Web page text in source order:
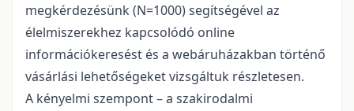
megkérdezésünk (N=1000) segítségével az
élelmiszerekhez kapcsolódó online
információkeresést és a webáruházakban történő
vásárlási lehetőségeket vizsgáltuk részletesen.
A kényelmi szempont – a szakirodalmi